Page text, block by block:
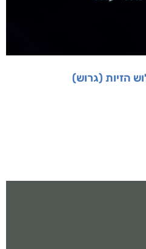
הזיות (גרוש)